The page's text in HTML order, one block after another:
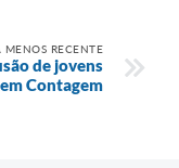
MENOS RECENTE
de jovens
em Contagem